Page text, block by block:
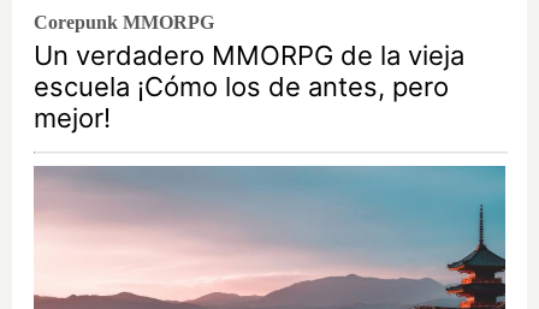
Corepunk MMORPG
Un verdadero MMORPG de la vieja
escuela ¡Cómo los de antes, pero
mejor!